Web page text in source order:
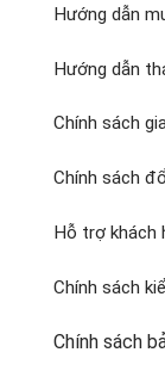
Hướng dẫn
Hướng dẫn
Chính sách
Chính sách
Hỗ trợ khách
Chính sách
Chính sách